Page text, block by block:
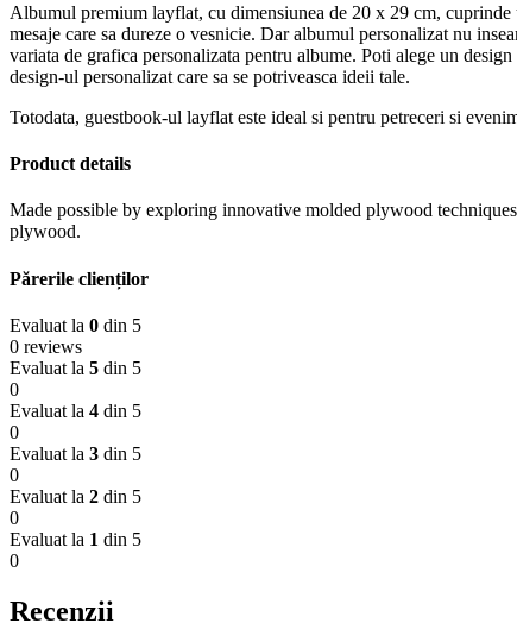
Albumul premium layflat, cu dimensiunea de 20 x 29 cm,
mesaje care sa dureze o vesnicie. Dar albumul personalizat nu
variata de grafica personalizata pentru albume. Poti alege un
design-ul personalizat care sa se potriveasca ideii tale.
Totodata, guestbook-ul layflat este ideal si pentru petreceri si
Product details
Made possible by exploring innovative molded plywood
plywood.
Părerile clienților
Evaluat la 0 din 5
0 reviews
Evaluat la 5 din 5
0
Evaluat la 4 din 5
0
Evaluat la 3 din 5
0
Evaluat la 2 din 5
0
Evaluat la 1 din 5
0
Recenzii